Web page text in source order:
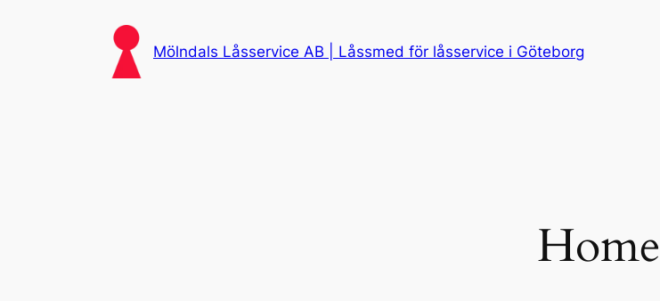
Mölndals Låsservice AB | Låssmed för låsservice i Göteborg
Home